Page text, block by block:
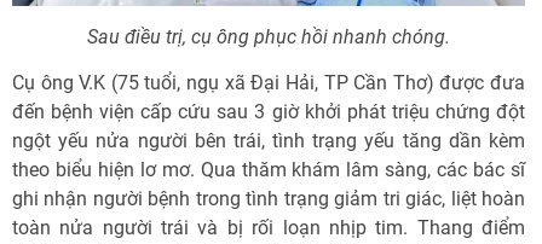
Sau điều trị, cụ ông phục hồi nhanh chóng.
Cụ ông V.K (75 tuổi, ngụ xã Đại Hải, TP Cần Thơ) được đưa
đến bệnh viện cấp cứu sau 3 giờ khởi phát triệu chứng đột
ngột yếu nửa người bên trái, tình trạng yếu tăng dần kèm
theo biểu hiện lơ mơ. Qua thăm khám lâm sàng, các bác sĩ
ghi nhận người bệnh trong tình trạng giảm tri giác, liệt hoàn
toàn nửa người trái và bị rối loạn nhịp tim. Thang điểm